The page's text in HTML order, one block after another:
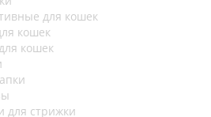
для кошек
кошек
кошек
для стрижки